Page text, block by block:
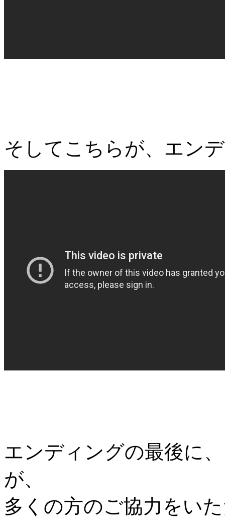
そしてこちらが、エン
エンディングの最後に
が、
多くの方のご協力をい